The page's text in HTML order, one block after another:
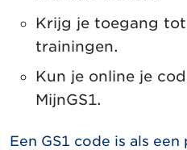
Krijg je toegang
trainingen.
Kun je online je
MijnGS1.
Een GS1 code is als